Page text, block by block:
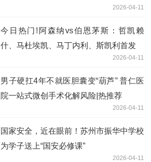
2026-04-11
今日热门!阿森纳vs伯恩茅斯：哲凯赖
什、马杜埃凯、马丁内利、斯凯利首发
2026-04-11
男子硬扛4年不就医胆囊变“葫芦” 普仁医
院一站式微创手术化解风险|热推荐
2026-04-11
国家安全，近在眼前！苏州市振华中学校
为学子送上“国安必修课”
2026-04-11